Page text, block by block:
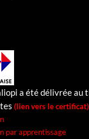
a été délivrée au
(lien vers le
par apprentissage